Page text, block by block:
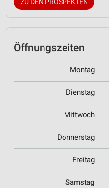
ZU DEN PROSPEKTEN
Öffnungszeiten
Montag
Dienstag
Mittwoch
Donnerstag
Freitag
Samstag